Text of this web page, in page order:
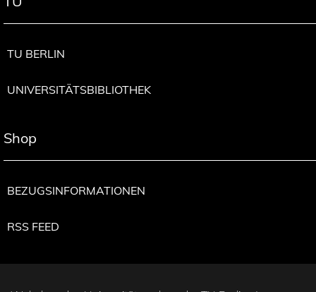
TU BERLIN
UNIVERSITÄTSBIBLIOTHEK
Shop
BEZUGSINFORMATIONEN
RSS FEED